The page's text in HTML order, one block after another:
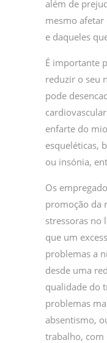
além de
mesmo
e daqueles
É importante
reduzir o seu
pode
enfarte do
esqueléticas,
ou insónia,
Os
promoção da
stressoras no
que um
problemas a
desde uma
qualidade do
problemas
absentismo,
trabalho, com